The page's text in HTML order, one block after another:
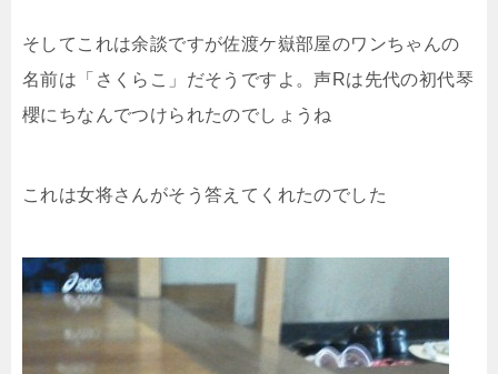
そしてこれは余談ですが佐渡ケ嶽部屋のワンちゃんの
名前は「さくらこ」だそうですよ。声Rは先代の初代琴
櫻にちなんでつけられたのでしょうね
これは女将さんがそう答えてくれたのでした